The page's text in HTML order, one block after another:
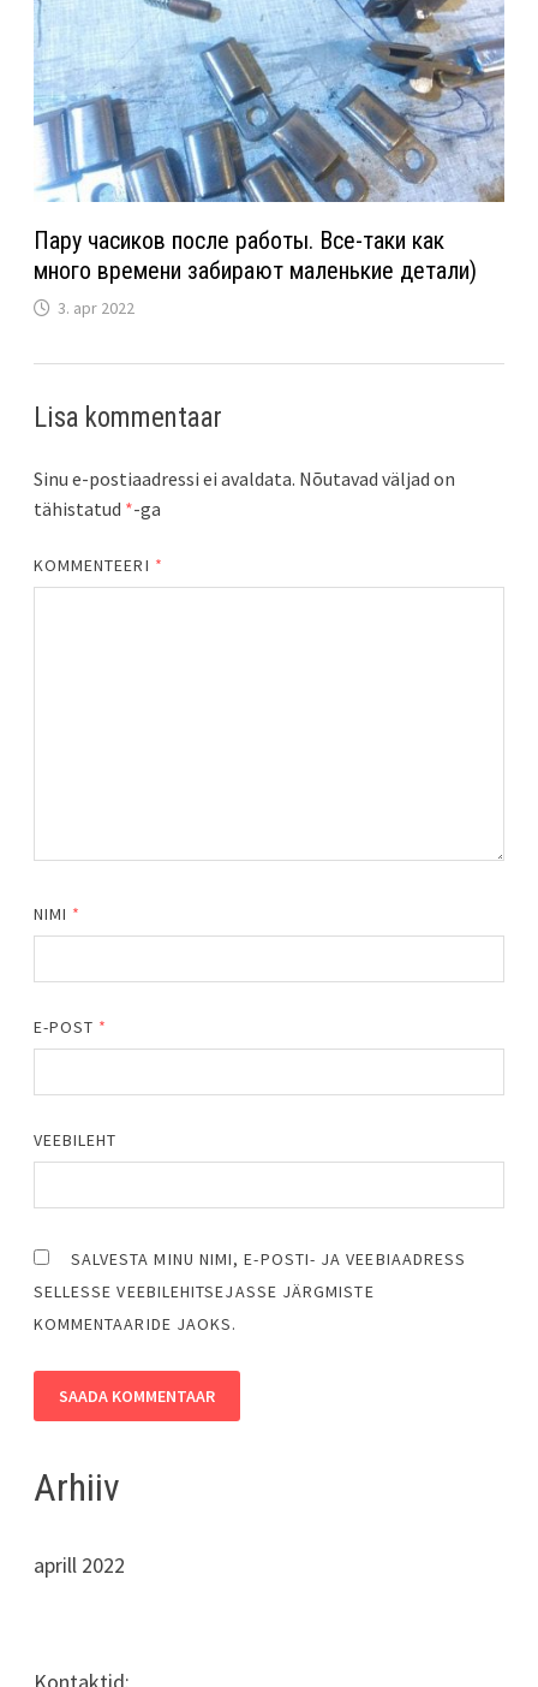
Пару часиков после работы. Все-таки как
много времени забирают маленькие детали)
3. apr 2022
Lisa kommentaar
Sinu e-postiaadressi ei avaldata. Nõutavad väljad on
tähistatud *-ga
KOMMENTEERI *
NIMI *
E-POST *
VEEBILEHT
SALVESTA MINU NIMI, E-POSTI- JA VEEBIAADRESS
SELLESSE VEEBILEHITSEJASSE JÄRGMISTE
KOMMENTAARIDE JAOKS.
Arhiiv
aprill 2022